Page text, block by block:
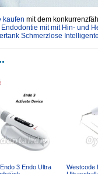
kaufen mit dem
mit mit Hin- und
Schmerzlose
3 Endo Ultra
Westcode